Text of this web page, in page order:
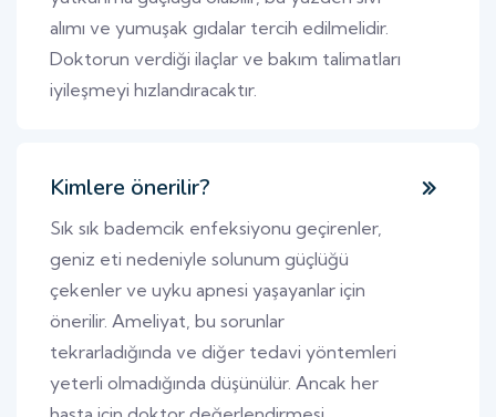
alımı ve yumuşak gıdalar tercih edilmelidir.
Doktorun verdiği ilaçlar ve bakım talimatları
iyileşmeyi hızlandıracaktır.
Kimlere önerilir?
Sık sık bademcik enfeksiyonu geçirenler,
geniz eti nedeniyle solunum güçlüğü
çekenler ve uyku apnesi yaşayanlar için
önerilir. Ameliyat, bu sorunlar
tekrarladığında ve diğer tedavi yöntemleri
yeterli olmadığında düşünülür. Ancak her